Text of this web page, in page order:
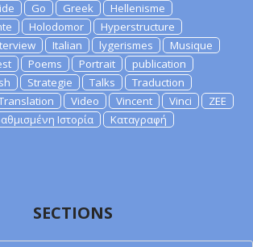
Go Greek
Hellenisme
Holodomor
Hyperstructure
Italian lygerismes
Musique
Poems Portrait
publication
Strategie Talks
Traduction
Video Vincent Vinci
ZEE
Ιστορία Καταγραφή
SECTIONS